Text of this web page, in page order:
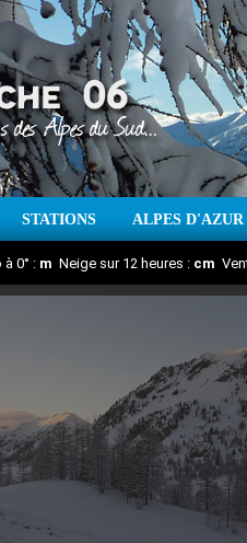
STATIONS ALPES D'AZUR
: T° Min :°CT° Max :°C |
à 0° : m Neige sur 12 heures : cm
en direct l'actualité des stations